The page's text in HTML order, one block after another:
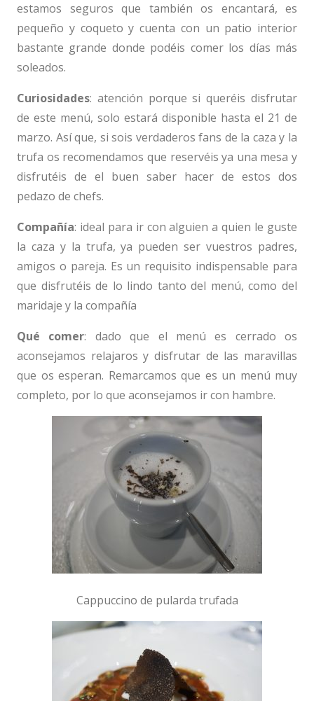
estamos seguros que también os encantará, es
pequeño y coqueto y cuenta con un patio interior
bastante grande donde podéis comer los días más
soleados.
Curiosidades: atención porque si queréis disfrutar
de este menú, solo estará disponible hasta el 21 de
marzo. Así que, si sois verdaderos fans de la caza y la
trufa os recomendamos que reservéis ya una mesa y
disfrutéis de el buen saber hacer de estos dos
pedazo de chefs.
Compañía: ideal para ir con alguien a quien le guste
la caza y la trufa, ya pueden ser vuestros padres,
amigos o pareja. Es un requisito indispensable para
que disfrutéis de lo lindo tanto del menú, como del
maridaje y la compañía
Qué comer: dado que el menú es cerrado os
aconsejamos relajaros y disfrutar de las maravillas
que os esperan. Remarcamos que es un menú muy
completo, por lo que aconsejamos ir con hambre.
Cappuccino de pularda trufada